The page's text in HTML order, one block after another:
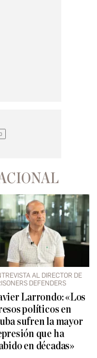
AL DIRECTOR DE
DEFENDERS
Larrondo: «Los
políticos en
sufren la mayor
que ha
en décadas»